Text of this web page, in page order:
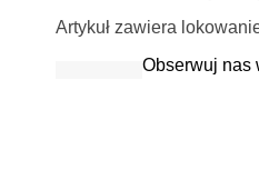
Artykuł zawiera
Obserwuj nas